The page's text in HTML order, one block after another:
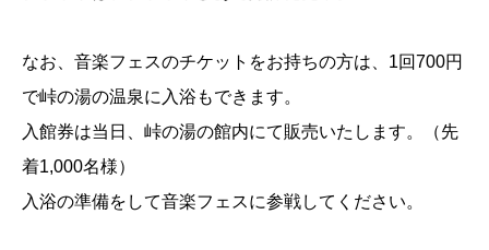
なお、音楽フェスのチケットをお持ちの方は、1回700円
で峠の湯の温泉に入浴もできます。
入館券は当日、峠の湯の館内にて販売いたします。（先
着1,000名様）
入浴の準備をして音楽フェスに参戦してください。